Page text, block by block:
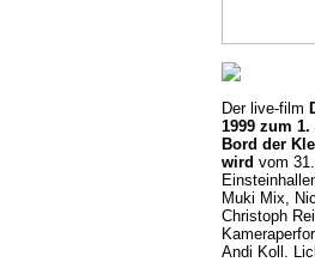
Der live-film
1999 zum 1.
Bord der
wird vom
Muki Mix,
Christoph
Andi Koll.